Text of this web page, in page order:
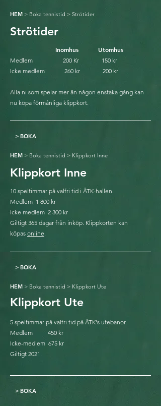
HEM > Boka tennistid > Strötider
Strötider
Inomhus Utomhus
Medlem 200 Kr 150 kr
Icke medlem 260 kr 200 kr
Alla ni som spelar mer än någon enstaka gång kan
nu köpa förmånliga klippkort.
> BOKA
HEM > Boka tennistid > Klippkort Inne
Klippkort Inne
10 speltimmar på valfri tid i ÅTK-hallen.
Medlem 1 800 kr
Icke medlem 2 300 kr
Giltigt 365 dagar från inköp. Klippkorten kan
köpas online.
> BOKA
HEM > Boka tennistid > Klippkort Ute
Klippkort Ute
5 speltimmar på valfri tid på ÅTK's utebanor.
Medlem 450 kr
Icke-medlem 675 kr
Giltigt 2021.
> BOKA